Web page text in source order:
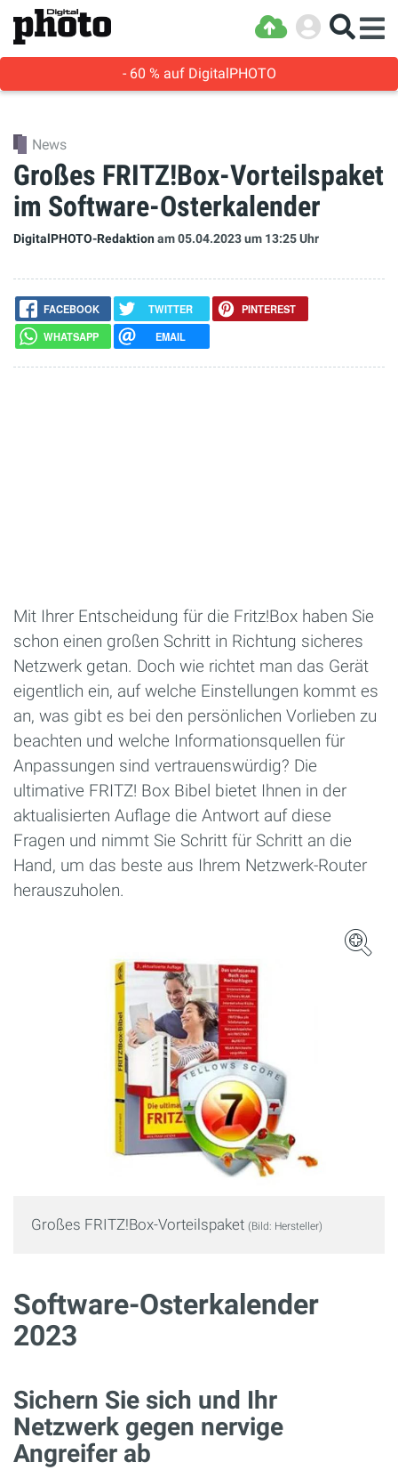
- 60 % auf DigitalPHOTO
News
Großes FRITZ!Box-Vorteilspaket
im Software-Osterkalender
DigitalPHOTO-Redaktionam 05.04.2023um 13:25 Uhr
FACEBOOK TWITTER
PINTEREST
WHATSAPP
EMAIL
Mit Ihrer Entscheidung für die Fritz!Box haben Sie
schon einen großen Schritt in Richtung sicheres
Netzwerk getan. Doch wie richtet man das Gerät
eigentlich ein, auf welche Einstellungen kommt es
an, was gibt es bei den persönlichen Vorlieben zu
beachten und welche Informationsquellen für
Anpassungen sind vertrauenswürdig? Die
ultimative FRITZ! Box Bibel bietet Ihnen in der
aktualisierten Auflage die Antwort auf diese
Fragen und nimmt Sie Schritt für Schritt an die
Hand, um das beste aus Ihrem Netzwerk-Router
herauszuholen.
Großes FRITZ!Box-Vorteilspaket (Bild: Hersteller)
Software-Osterkalender
2023
Sichern Sie sich und Ihr
Netzwerk gegen nervige
Angreifer ab